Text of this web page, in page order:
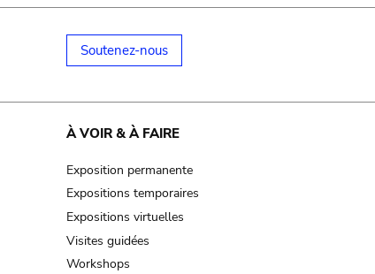
Soutenez-nous
À VOIR & À FAIRE
Exposition permanente
Expositions temporaires
Expositions virtuelles
Visites guidées
Workshops